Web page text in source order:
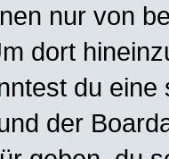
nur von
dort
du
der